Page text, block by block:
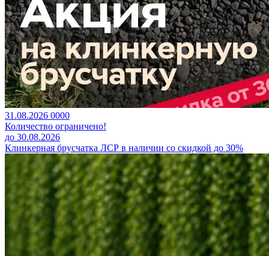
31.08.2026 0000
Количество ограничено!
до 30.08.2026
Клинкерная брусчатка ЛСР в наличии со скидкой до 30%